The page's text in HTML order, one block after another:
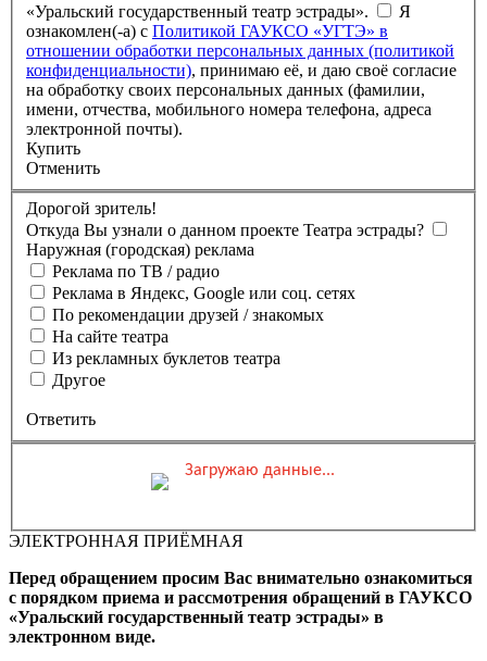
«Уральский государственный театр эстрады».
Я
ознакомлен(-а) с Политикой ГАУКСО «УГТЭ» в
отношении обработки персональных данных (политикой
конфиденциальности), принимаю её, и даю своё согласие
на обработку своих персональных данных (фамилии,
имени, отчества, мобильного номера телефона, адреса
электронной почты).
Купить
Отменить
Дорогой зритель!
Откуда Вы узнали о данном проекте Театра эстрады?
Наружная (городская) реклама
Реклама по ТВ / радио
Реклама в Яндекс, Google или соц. сетях
По рекомендации друзей / знакомых
На сайте театра
Из рекламных буклетов театра
Другое
Ответить
Загружаю данные...
Вы бронируете места наМероприятие состоитсяЗал
Промокод
Применить
Фамилия, Имя (Отчество
ЭЛЕКТРОННАЯ ПРИЁМНАЯ
Перед обращением просим Вас внимательно ознакомиться
с порядком приема и рассмотрения обращений в ГАУКСО
«Уральский государственный театр эстрады» в
электронном виде.